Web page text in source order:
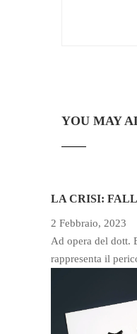
YOU MAY
LA CRISI:
2 Febbraio, 2023
Ad opera del dott.
rappresenta il